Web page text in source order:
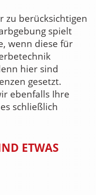
zu berücksichtigen
spielt
wenn diese für
hier sind
gesetzt.
ebenfalls Ihre
schließlich
ETWAS